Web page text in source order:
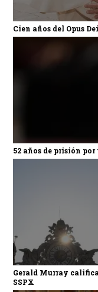
Cien años del Opus
52 años de prisión
Gerald Murray
SSPX